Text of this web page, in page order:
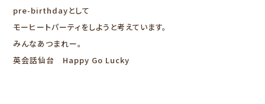
pre-birthdayとして
モーヒートパーティをしようと考えています。
みんなあつまれー。
英会話仙台 Happy Go Lucky